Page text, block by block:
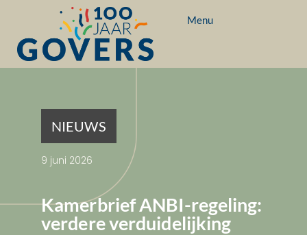
Menu
NIEUWS
9 juni 2026
Kamerbrief ANBI-regeling:
verdere verduidelijking